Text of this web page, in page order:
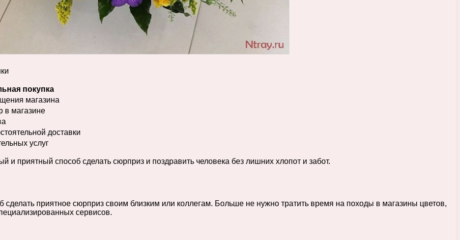
покупка
магазина
в магазине
доставки
услуг
и приятный способ сделать сюрприз и поздравить человека без лишних хлопот и забот.
приятное сюрприз своим близким или коллегам. Больше не нужно тратить время на походы в магазины цветов,
сервисов.